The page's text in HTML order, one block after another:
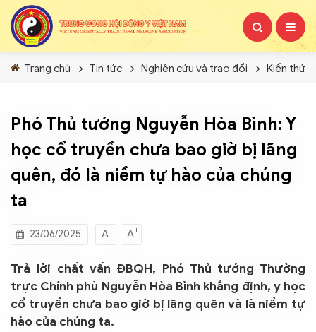
Trang chủ Tin tức Nghiên cứu và trao đổi Kiến thức
Phó Thủ tướng Nguyễn Hòa Bình: Y
học cổ truyền chưa bao giờ bị lãng
quên, đó là niềm tự hào của chúng
ta
23/06/2025 A A+
Trả lời chất vấn ĐBQH, Phó Thủ tướng Thường
trực Chính phủ Nguyễn Hòa Bình khẳng định, y học
cổ truyền chưa bao giờ bị lãng quên và là niềm tự
hào của chúng ta.